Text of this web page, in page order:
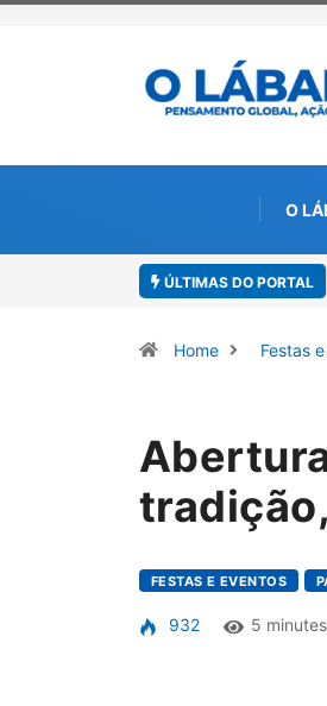
O
ÚLTIMAS DO PORTAL
Home Festas
FESTAS E EVENTOS
932 5